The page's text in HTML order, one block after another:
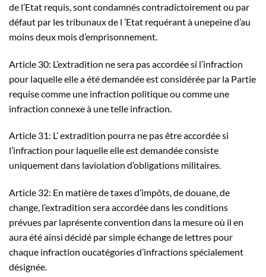
de l’Etat requis, sont condamnés contradictoirement ou par
défaut par les tribunaux de l ’Etat requérant à unepeine d’au
moins deux mois d’emprisonnement.
Article 30: L’extradition ne sera pas accordée si l’infraction
pour laquelle elle a été demandée est considérée par la Partie
requise comme une infraction politique ou comme une
infraction connexe à une telle infraction.
Article 31: L’ extradition pourra ne pas être accordée si
l’infraction pour laquelle elle est demandée consiste
uniquement dans laviolation d’obligations militaires.
Article 32: En matière de taxes d’impôts, de douane, de
change, l’extradition sera accordée dans les conditions
prévues par laprésente convention dans la mesure où il en
aura été ainsi décidé par simple échange de lettres pour
chaque infraction oucatégories d’infractions spécialement
désignée.